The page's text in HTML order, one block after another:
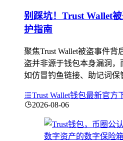
别踩坑！Trust Wallet
护指南
聚焦Trust Wallet被盗事件
盗并非源于钱包本身漏洞
如仿冒钓鱼链接、助记词
Trust Wallet钱包最新官方
2026-08-06